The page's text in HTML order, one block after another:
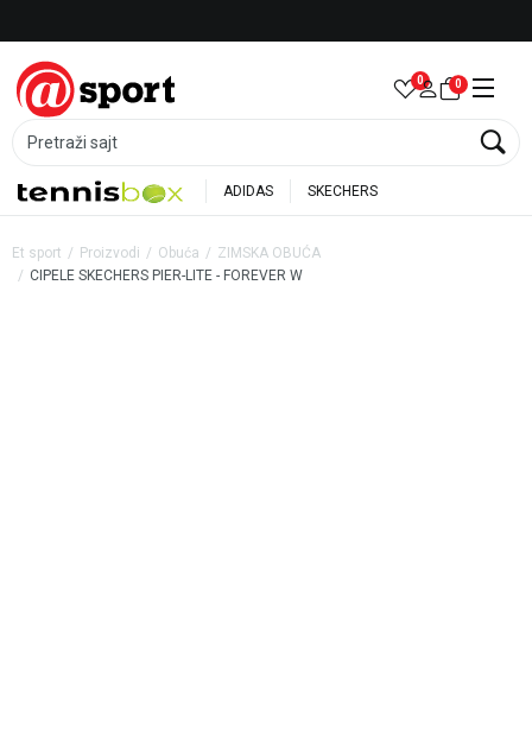
Pretraži sajt
0 0
ADIDAS SKECHERS
Et sport Proizvodi Obuća
ZIMSKA OBUĆA
CIPELE SKECHERS PIER-LITE - FOREVER W